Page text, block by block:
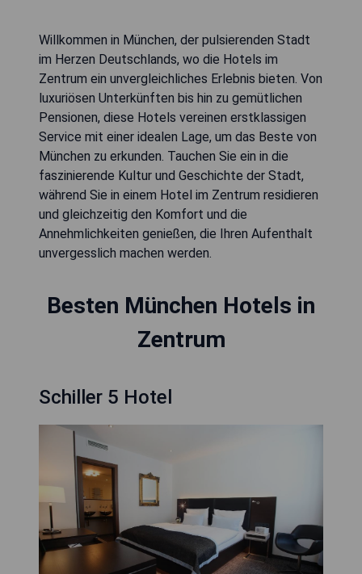
Willkommen in München, der pulsierenden Stadt
im Herzen Deutschlands, wo die Hotels im
Zentrum ein unvergleichliches Erlebnis bieten. Von
luxuriösen Unterkünften bis hin zu gemütlichen
Pensionen, diese Hotels vereinen erstklassigen
Service mit einer idealen Lage, um das Beste von
München zu erkunden. Tauchen Sie ein in die
faszinierende Kultur und Geschichte der Stadt,
während Sie in einem Hotel im Zentrum residieren
und gleichzeitig den Komfort und die
Annehmlichkeiten genießen, die Ihren Aufenthalt
unvergesslich machen werden.
Besten München Hotels in
Zentrum
Schiller 5 Hotel